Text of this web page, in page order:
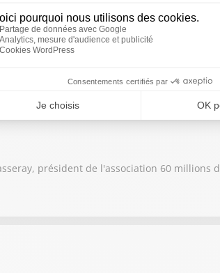
les grandeurs de la droite française. Le
président de l'association 60